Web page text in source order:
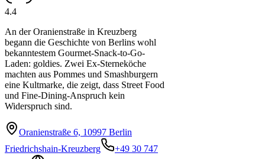
4.4
An der Oranienstraße in Kreuzberg
begann die Geschichte von Berlins wohl
bekanntestem Gourmet-Snack-to-Go-
Laden: goldies. Zwei Ex-Sterneköche
machten aus Pommes und Smashburgern
eine Kultmarke, die zeigt, dass Street Food
und Fine-Dining-Anspruch kein
Widerspruch sind.
Oranienstraße 6, 10997 Berlin
Friedrichshain-Kreuzberg
+49 30 747